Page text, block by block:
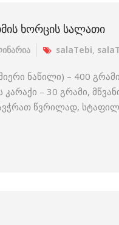
ᲮᲝᲠᲪᲘᲡ ᲡᲐᲚᲐᲗᲘ
salaTebi,
ნაწილი) – 400
კარაქი – 30 გრამი,
წვრილად,